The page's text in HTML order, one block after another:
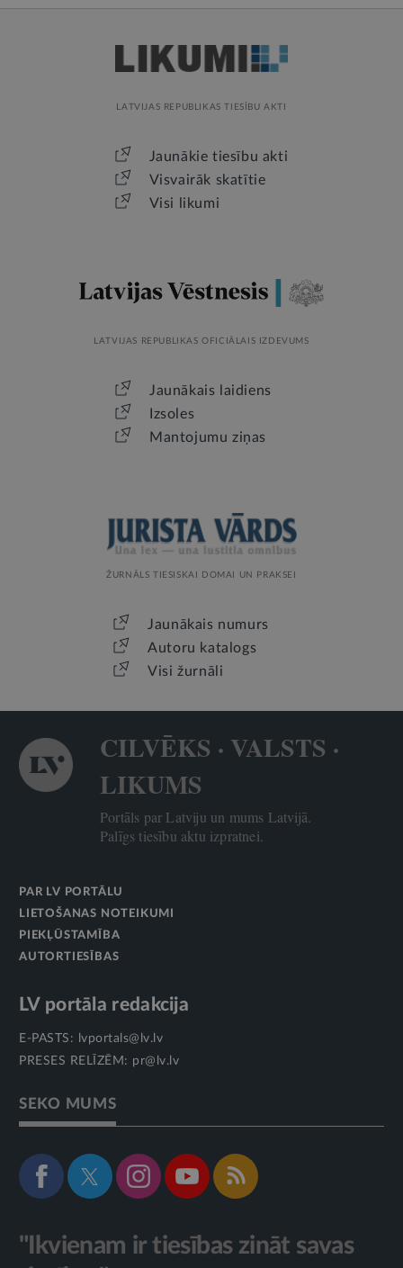
LATVIJAS REPUBLIKAS TIESĪBU AKTI
Jaunākie tiesību akti
Visvairāk skatītie
Visi likumi
LATVIJAS REPUBLIKAS OFICIĀLAIS IZDEVUMS
Jaunākais laidiens
Izsoles
Mantojumu ziņas
ŽURNĀLS TIESISKAI DOMAI UN PRAKSEI
Jaunākais numurs
Autoru katalogs
Visi žurnāli
CILVĒKS · VALSTS ·
LIKUMS
Portāls par Latviju un mums Latvijā.
Palīgs tiesību aktu izpratnei.
PAR LV PORTĀLU
LIETOŠANAS NOTEIKUMI
PIEKĻŪSTAMĪBA
AUTORTIESĪBAS
LV portāla redakcija
E-PASTS:
lvportals@lv.lv
PRESES RELĪZĒM: pr@lv.lv
SEKO MUMS
"Ikvienam ir tiesības zināt savas